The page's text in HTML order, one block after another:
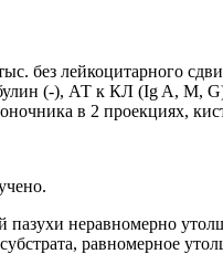
без лейкоцитарного
(‑), АТ к КЛ (Ig A, M,
в 2 проекциях,
неравномерно
равномерное